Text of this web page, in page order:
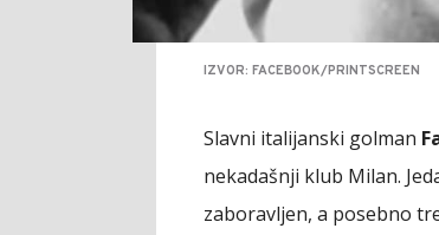
IZVOR: FACEBOOK/PRINTSCREEN
Slavni italijanski golman
nekadašnji klub Milan.
zaboravljen, a posebno